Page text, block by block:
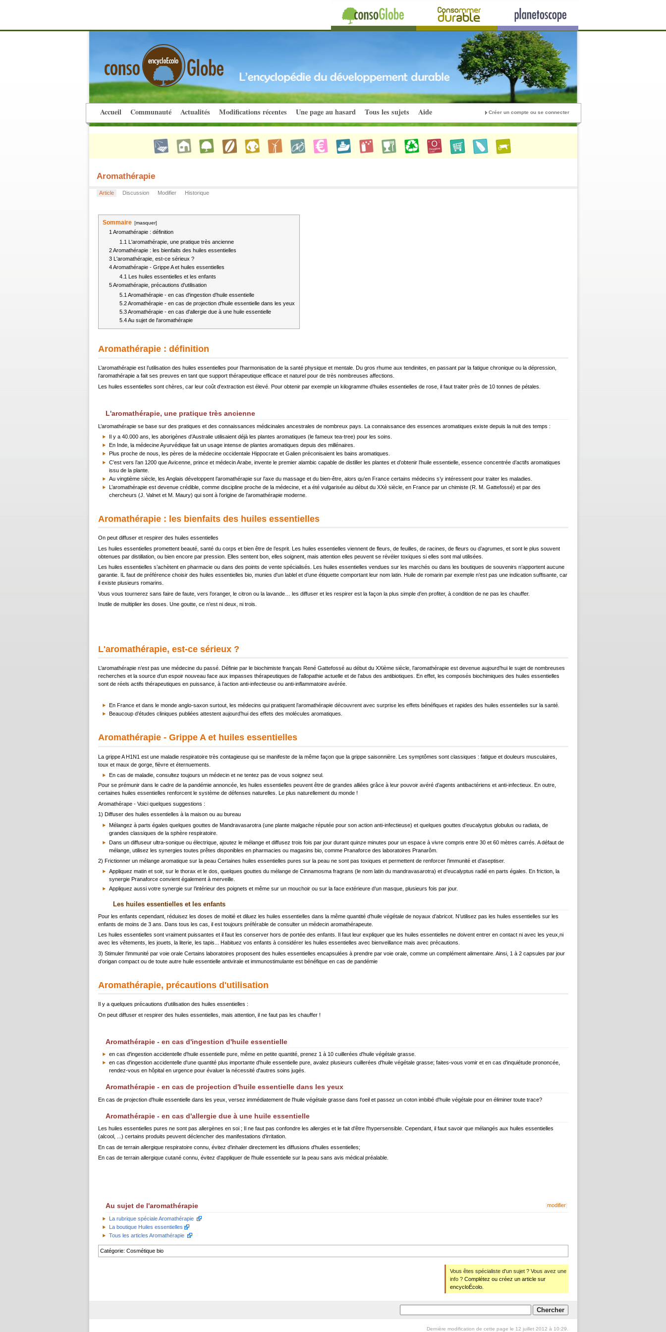
Accueil Communauté Actualités Modifications récentes Une page au hasard Tous les sujets Aide Créer un compte ou se connecter
Aromathérapie
Article Discussion Modifier Historique
Sommaire [masquer]
1Aromathérapie : définition
1.1 L'aromathérapie, une pratique très ancienne
2Aromathérapie : les bienfaits des huiles essentielles
3 L'aromathérapie, est-ce sérieux ?
4Aromathérapie - Grippe A et huiles essentielles
4.1
Les huiles essentielles et les enfants
5Aromathérapie, précautions d'utilisation
5.1 Aromathérapie - en cas d'ingestion d'huile essentielle
5.2 Aromathérapie - en cas de projection d'huile essentielle dans les yeux
5.3 Aromathérapie - en cas d'allergie due à une huile essentielle
5.4 Au sujet de l'aromathérapie
Aromathérapie : définition
L’aromathérapie est l’utilisation des huiles essentielles pour l’harmonisation de la santé physique et mentale. Du gros rhume aux tendinites, en passant par la fatigue chronique ou la dépression,
l’aromathérapie a fait ses preuves en tant que support thérapeutique efficace et naturel pour de très nombreuses affections.
Les huiles essentielles sont chères, car leur coût d’extraction est élevé. Pour obtenir par exemple un kilogramme d’huiles essentielles de rose, il faut traiter près de 10 tonnes de pétales.
L'aromathérapie, une pratique très ancienne
L’aromathérapie se base sur des pratiques et des connaissances médicinales ancestrales de nombreux pays. La connaissance des essences aromatiques existe depuis la nuit des temps :
Il y a 40.000 ans, les aborigènes d’Australie utilisaient déjà les plantes aromatiques (le fameux tea-tree) pour les soins.
En Inde, la médecine Ayurvédique fait un usage intense de plantes aromatiques depuis des millénaires.
Plus proche de nous, les pères de la médecine occidentale Hippocrate et Galien préconisaient les bains aromatiques.
C’est vers l’an 1200 que Avicenne, prince et médecin Arabe, invente le premier alambic capable de distiller les plantes et d’obtenir l’huile essentielle, essence concentrée d’actifs aromatiques
issu de la plante.
Au vingtième siècle, les Anglais développent l’aromathérapie sur l’axe du massage et du bien-être, alors qu’en France certains médecins s’y intéressent pour traiter les maladies.
L’aromathérapie est devenue crédible, comme discipline proche de la médecine, et a été vulgarisée au début du XXè siècle, en France par un chimiste (R. M. Gattefossé) et par des
chercheurs (J. Valnet et M. Maury) qui sont à l’origine de l’aromathérapie moderne.
Aromathérapie : les bienfaits des huiles essentielles
On peut diffuser et respirer des huiles essentielles
Les huiles essentielles promettent beauté, santé du corps et bien être de l’esprit. Les huiles essentielles viennent de fleurs, de feuilles, de racines, de fleurs ou d’agrumes, et sont le plus souvent
obtenues par distillation, ou bien encore par pression. Elles sentent bon, elles soignent, mais attention elles peuvent se révéler toxiques si elles sont mal utilisées.
Les huiles essentielles s’achètent en pharmacie ou dans des points de vente spécialisés. Les huiles essentielles vendues sur les marchés ou dans les boutiques de souvenirs n’apportent aucune
garantie. IL faut de préférence choisir des huiles essentielles bio, munies d'un lablel et d’une étiquette comportant leur nom latin. Huile de romarin par exemple n’est pas une indication suffisante, car
il existe plusieurs romarins.
Vous vous tournerez sans faire de faute, vers l’oranger, le citron ou la lavande… les diffuser et les respirer est la façon la plus simple d’en profiter, à condition de ne pas les chauffer.
Inutile de multiplier les doses. Une goutte, ce n’est ni deux, ni trois.
L'aromathérapie, est-ce sérieux ?
L’aromathérapie n’est pas une médecine du passé. Définie par le biochimiste français René Gattefossé au début du XXième siècle, l’aromathérapie est devenue aujourd’hui le sujet de nombreuses
recherches et la source d’un espoir nouveau face aux impasses thérapeutiques de l’allopathie actuelle et de l’abus des antibiotiques. En effet, les composés biochimiques des huiles essentielles
sont de réels actifs thérapeutiques en puissance, à l’action anti-infectieuse ou anti-inflammatoire avérée.
En France et dans le monde anglo-saxon surtout, les médecins qui pratiquent l’aromathérapie découvrent avec surprise les effets bénéfiques et rapides des huiles essentielles sur la santé.
Beaucoup d’études cliniques publiées attestent aujourd’hui des effets des molécules aromatiques.
Aromathérapie - Grippe A et huiles essentielles
La grippe A H1N1 est une maladie respiratoire très contagieuse qui se manifeste de la même façon que la grippe saisonnière. Les symptômes sont classiques : fatigue et douleurs musculaires,
toux et maux de gorge, fièvre et éternuements.
En cas de maladie, consultez toujours un médecin et ne tentez pas de vous soignez seul.
Pour se prémunir dans le cadre de la pandémie annoncée, les huiles essentielles peuvent être de grandes alliées grâce à leur pouvoir avéré d’agents antibactériens et anti-infectieux. En outre,
certaines huiles essentielles renforcent le système de défenses naturelles. Le plus naturellement du monde !
Aromathérape - Voici quelques suggestions :
1) Diffuser des huiles essentielles à la maison ou au bureau
Mélangez à parts égales quelques gouttes de Mandravasarotra (une plante malgache réputée pour son action anti-infectieuse) et quelques gouttes d’eucalyptus globulus ou radiata, de
grandes classiques de la sphère respiratoire.
Dans un diffuseur ultra-sonique ou électrique, ajoutez le mélange et diffusez trois fois par jour durant quinze minutes pour un espace à vivre compris entre 30 et 60 mètres carrés. A défaut de
mélange, utilisez les synergies toutes prêtes disponibles en pharmacies ou magasins bio, comme Pranaforce des laboratoires Pranarôm.
2) Frictionner un mélange aromatique sur la peau Certaines huiles essentielles pures sur la peau ne sont pas toxiques et permettent de renforcer l’immunité et d’aseptiser.
Appliquez matin et soir, sur le thorax et le dos, quelques gouttes du mélange de Cinnamosma fragrans (le nom latin du mandravasarotra) et d’eucalyptus radié en parts égales. En friction, la
synergie Pranaforce convient également à merveille.
Appliquez aussi votre synergie sur l’intérieur des poignets et même sur un mouchoir ou sur la face extérieure d’un masque, plusieurs fois par jour.
Les huiles essentielles et les enfants
Pour les enfants cependant, réduisez les doses de moitié et diluez les huiles essentielles dans la même quantité d’huile végétale de noyaux d’abricot. N’utilisez pas les huiles essentielles sur les
enfants de moins de 3 ans. Dans tous les cas, il est toujours préférable de consulter un médecin aromathérapeute.
Les huiles essentielles sont vraiment puissantes et il faut les conserver hors de portée des enfants. Il faut leur expliquer que les huiles essentielles ne doivent entrer en contact ni avec les yeux,ni
avec les vêtements, les jouets, la literie, les tapis... Habituez vos enfants à considérer les huiles essentielles avec bienveillance mais avec précautions.
3) Stimuler l’immunité par voie orale Certains laboratoires proposent des huiles essentielles encapsulées à prendre par voie orale, comme un complément alimentaire. Ainsi, 1 à 2 capsules par jour
d’origan compact ou de toute autre huile essentielle antivirale et immunostimulante est bénéfique en cas de pandémie
Aromathérapie, précautions d'utilisation
Il y a quelques précautions d'utilisation des huiles essentielles :
On peut diffuser et respirer des huiles essentielles, mais attention, il ne faut pas les chauffer !
Aromathérapie - en cas d'ingestion d'huile essentielle
en cas d'ingestion accidentelle d'huile essentielle pure, même en petite quantité, prenez 1 à 10 cuillerées d'huile végétale grasse.
en cas d'ingestion accidentelle d'une quantité plus importante d'huile essentielle pure, avalez plusieurs cuillerées d'huile végétale grasse; faites-vous vomir et en cas d'inquiétude prononcée,
rendez-vous en hôpital en urgence pour évaluer la nécessité d'autres soins jugés.
Aromathérapie - en cas de projection d'huile essentielle dans les yeux
En cas de projection d'huile essentielle dans les yeux, versez immédiatement de l'huile végétale grasse dans l'oeil et passez un coton imbibé d'huile végétale pour en éliminer toute trace?
Aromathérapie - en cas d'allergie due à une huile essentielle
Les huiles essentielles pures ne sont pas allergènes en soi ; Il ne faut pas confondre les allergies et le fait d'être l'hypersensible. Cependant, il faut savoir que mélangés aux huiles essentielles
(alcool, ...) certains produits peuvent déclencher des manifestations d'irritation.
En cas de terrain allergique respiratoire connu, évitez d'inhaler directement les diffusions d'huiles essentielles;
En cas de terrain allergique cutané connu, évitez d'appliquer de l'huile essentielle sur la peau sans avis médical préalable.
[modifier
Au sujet de l'aromathérapie
La rubrique spéciale Aromathérapie
La boutique Huiles essentielles
Tous les articles Aromathérapie
Catégorie: Cosmétique bio
Vous êtes spécialiste d'un sujet ? Vous avez une
info ? Complétez ou créez un article sur
encycloÉcolo.
Dernière modification de cette page le 12 juillet 2012 à 10:29.